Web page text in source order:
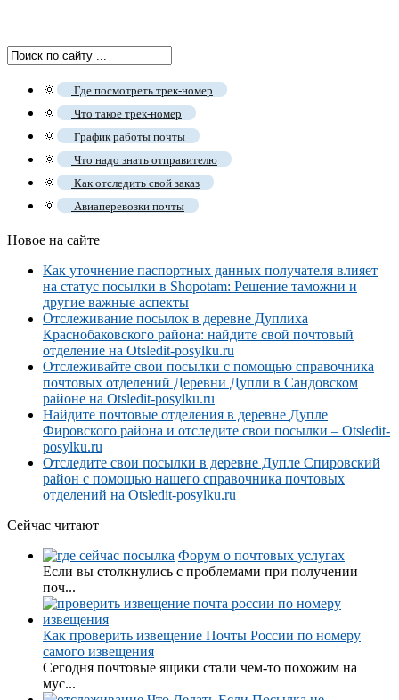
🔅 Где посмотреть трек-номер
🔅 Что такое трек-номер
🔅 График работы почты
🔅 Что надо знать отправителю
🔅 Как отследить свой заказ
🔅 Авиаперевозки почты
Новое на сайте
Как уточнение паспортных данных получателя влияет
на статус посылки в Shopotam: Решение таможни и
другие важные аспекты
Отслеживание посылок в деревне Дуплиха
Краснобаковского района: найдите свой почтовый
отделение на Otsledit-posylku.ru
Отслеживайте свои посылки с помощью справочника
почтовых отделений Деревни Дупли в Сандовском
районе на Otsledit-posylku.ru
Найдите почтовые отделения в деревне Дупле
Фировского района и отследите свои посылки – Otsledit-
posylku.ru
Отследите свои посылки в деревне Дупле Спировский
район с помощью нашего справочника почтовых
отделений на Otsledit-posylku.ru
Сейчас читают
Форум о почтовых услугах
Если вы столкнулись с проблемами при получении
поч...
Как проверить извещение Почты России по номеру
самого извещения
Сегодня почтовые ящики стали чем-то похожим на
мус...